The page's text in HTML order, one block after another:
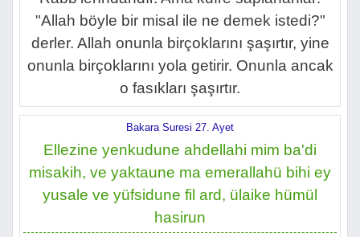
"Allah böyle bir misal ile ne demek istedi?"
derler. Allah onunla birçoklarını şaşırtır, yine
onunla birçoklarını yola getirir. Onunla ancak
o fasıkları şaşırtır.
Bakara Suresi 27. Ayet
Ellezine yenkudune ahdellahi mim ba'di
misakih, ve yaktaune ma emerallahü bihi ey
yusale ve yüfsidune fil ard, ülaike hümül
hasirun